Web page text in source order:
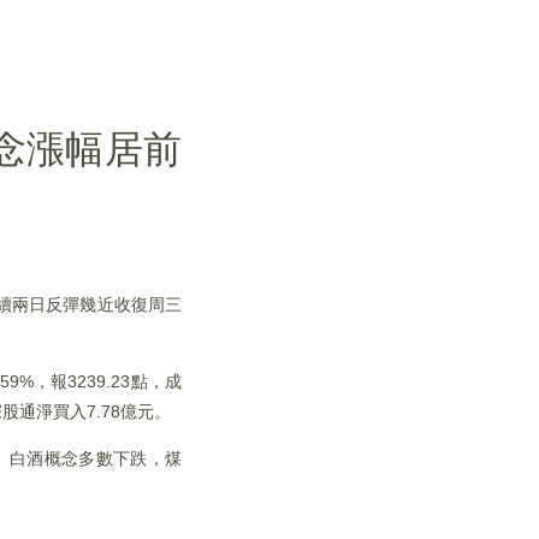
漲幅居前
兩日反彈幾近收復周三
，報3239.23點，成
通淨買入7.78億元。
白酒概念多數下跌，煤